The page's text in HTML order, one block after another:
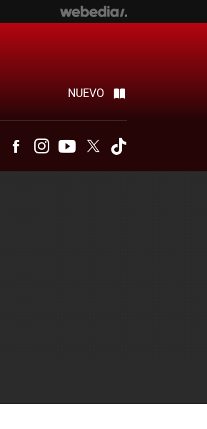
NUEVO
TelegramFacebookInstagramYoutubeTwitter